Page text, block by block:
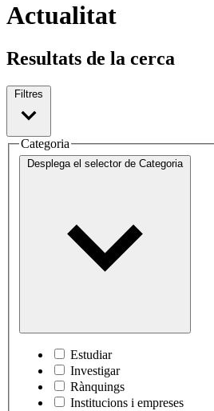
Actualitat
Resultats de la cerca
Filtres
Categoria
Desplega el selector de Categoria
Estudiar
Investigar
Rànquings
Institucions i empreses